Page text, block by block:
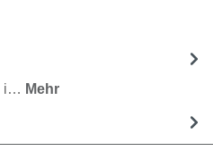
i… Mehr